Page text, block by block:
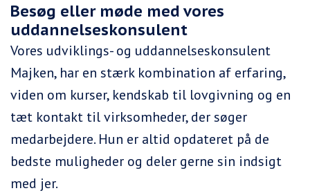
Besøg eller møde med vores
uddannelseskonsulent
Vores udviklings- og uddannelseskonsulent
Majken, har en stærk kombination af erfaring,
viden om kurser, kendskab til lovgivning og en
tæt kontakt til virksomheder, der søger
medarbejdere. Hun er altid opdateret på de
bedste muligheder og deler gerne sin indsigt
med jer.